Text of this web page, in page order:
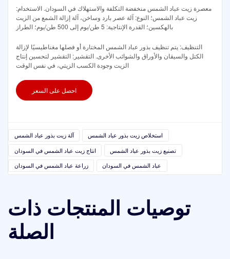
معصرة زيت عباد الشمس منخفضة التكلفة والاستهلاك في السودان. الاستخدام:
زيت عباد الشمس؛ النوع: آلة عصر بارد وساخن، آلة إزالة الشمع من الزيت
بالهكسين؛ القدرة الإنتاجية: 5 طن/يوم إلى 500 طن/يوم؛ الطراز
التنظيف: يتم تنظيف بذور عباد الشمس المختارة أو فصلها مغناطيسيًا لإزالة
الكتل والسيقان والأوراق والشوائب الأخرى. التقشير: التقشير لتحسين إنتاج
الزيت وجودة الكسب الزيتي، في نفس الوقت
احصل على السعر
آلة زيت بذور عباد الشمس
استخلاص زيت بذور عباد الشمس
انتاج زيت عباد الشمس في السودان
تصنيع زيت بذور عباد الشمس
زراعة عباد الشمس في السودان
عباد الشمس في السودان
توصيات المنتجات ذات
الصلة